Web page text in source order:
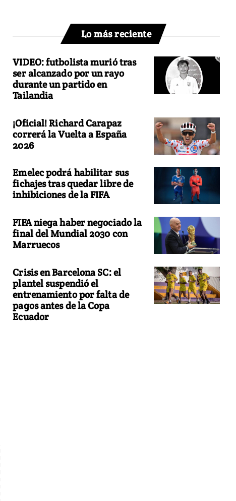
Lo más reciente
VIDEO: futbolista murió tras
ser alcanzado por un rayo
durante un partido en
Tailandia
¡Oficial! Richard Carapaz
correrá la Vuelta a España
2026
Emelec podrá habilitar sus
fichajes tras quedar libre de
inhibiciones de la FIFA
FIFA niega haber negociado la
final del Mundial 2030 con
Marruecos
Crisis en Barcelona SC: el
plantel suspendió el
entrenamiento por falta de
pagos antes de la Copa
Ecuador